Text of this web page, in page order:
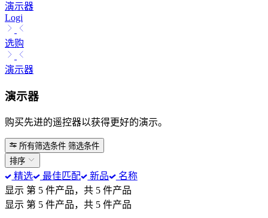
演示器
Logi
选购
演示器
演示器
购买先进的遥控器以获得更好的演示。
所有筛选条件 筛选条件
排序
精选 最佳匹配 新品
名称
显示 第 5 件产品，共 5 件产品
显示 第 5 件产品，共 5 件产品